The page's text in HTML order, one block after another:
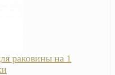
раковины на 1